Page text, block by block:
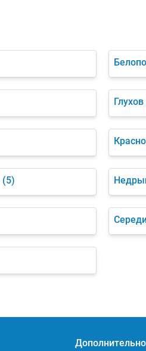
Глухов
(5)
Дополнительно